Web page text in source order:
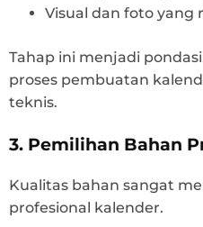
Visual dan foto yang
Tahap ini menjadi
proses pembuatan
teknis.
3. Pemilihan Bahan
Kualitas bahan sangat
profesional kalender.